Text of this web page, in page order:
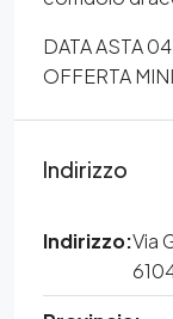
DATA ASTA
OFFERTA
Indirizzo
Indirizzo:Via